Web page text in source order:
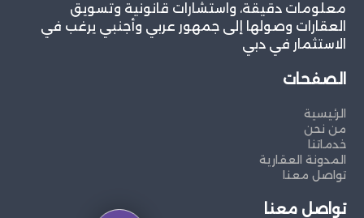
معلومات دقيقة، واستشارات قانونية وتسويق
العقارات وصولها إلى جمهور عربي وأجنبي يرغب في
الاستثمار في دبي
الصفحات
الرئيسية
من نحن
خدماتنا
المدونة العقارية
تواصل معنا
تواصل معنا